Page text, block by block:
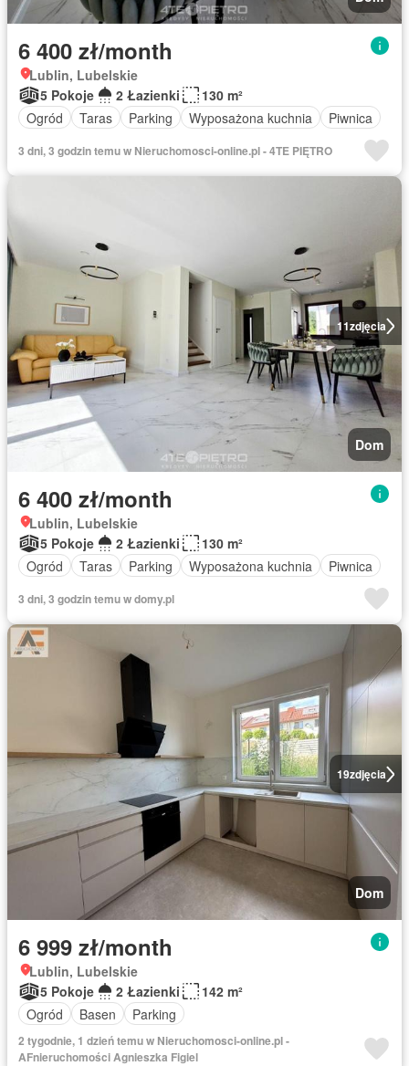
6 400 zł/month
Lublin, Lubelskie
5 Pokoje
2 Łazienki
130 m²
Ogród
Taras Parking Wyposażona kuchnia Piwnica
3 dni, 3 godzin temu w Nieruchomosci-online.pl - 4TE PIĘTRO
11zdjęcia
Dom
6 400 zł/month
Lublin, Lubelskie
5 Pokoje
2 Łazienki
130 m²
Ogród
Taras Parking Wyposażona kuchnia Piwnica
3 dni, 3 godzin temu w domy.pl
19zdjęcia
Dom
6 999 zł/month
Lublin, Lubelskie
5 Pokoje
2 Łazienki
142 m²
Ogród
Basen Parking
2 tygodnie, 1 dzień temu w Nieruchomosci-online.pl -
AFnieruchomości Agnieszka Figiel